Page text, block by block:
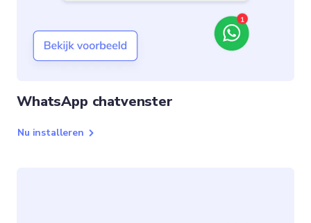
WhatsApp chatvenster
Nu installeren